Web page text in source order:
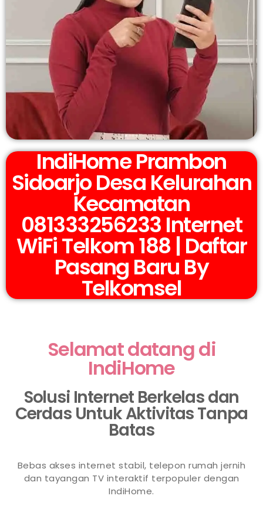
IndiHome Prambon
Sidoarjo Desa Kelurahan
Kecamatan
081333256233 Internet
WiFi Telkom 188 | Daftar
Pasang Baru By
Telkomsel
Selamat datang di
IndiHome
Solusi Internet Berkelas dan
Cerdas Untuk Aktivitas Tanpa
Batas
Bebas akses internet stabil, telepon rumah jernih
dan tayangan TV interaktif terpopuler dengan
IndiHome.